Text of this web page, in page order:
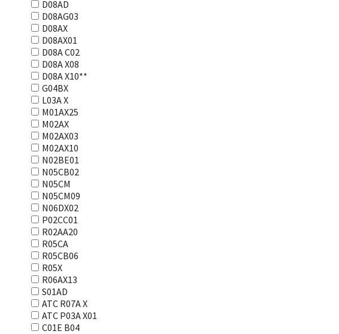
D08AD
D08AG03
D08AX
D08AX01
D08А С02
D08А Х08
D08А Х10**
G04BX
L03А Х
M01AX25
M02AX
M02AX03
M02AX10
N02BE01
N05CB02
N05CM
N05CM09
N06DX02
P02CC01
R02AA20
R05CA
R05CB06
R05X
R06AX13
S01AD
АТС R07A X
АТС Р03А Х01
С01Е В04